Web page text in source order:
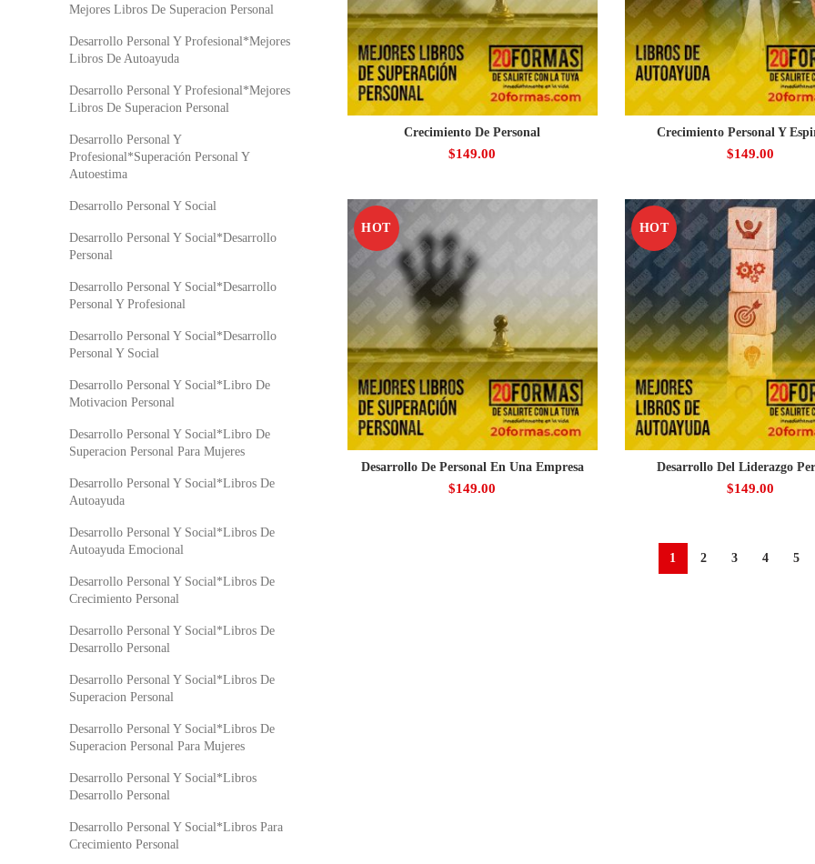
Crecimiento De Personal
$149.00
Crecimiento Personal Y
$149.00
HOT
Desarrollo De Personal En Una Empresa
$149.00
HOT
Desarrollo Del Liderazgo
$149.00
1 2 3 4 5
Mejores Libros De Superacion Personal
Desarrollo Personal Y Profesional*Mejores
Libros De Autoayuda
Desarrollo Personal Y Profesional*Mejores
Libros De Superacion Personal
Desarrollo Personal Y
Profesional*Superación Personal Y
Autoestima
Desarrollo Personal Y Social
Desarrollo Personal Y Social*Desarrollo
Personal
Desarrollo Personal Y Social*Desarrollo
Personal Y Profesional
Desarrollo Personal Y Social*Desarrollo
Personal Y Social
Desarrollo Personal Y Social*Libro De
Motivacion Personal
Desarrollo Personal Y Social*Libro De
Superacion Personal Para Mujeres
Desarrollo Personal Y Social*Libros De
Autoayuda
Desarrollo Personal Y Social*Libros De
Autoayuda Emocional
Desarrollo Personal Y Social*Libros De
Crecimiento Personal
Desarrollo Personal Y Social*Libros De
Desarrollo Personal
Desarrollo Personal Y Social*Libros De
Superacion Personal
Desarrollo Personal Y Social*Libros De
Superacion Personal Para Mujeres
Desarrollo Personal Y Social*Libros
Desarrollo Personal
Desarrollo Personal Y Social*Libros Para
Crecimiento Personal